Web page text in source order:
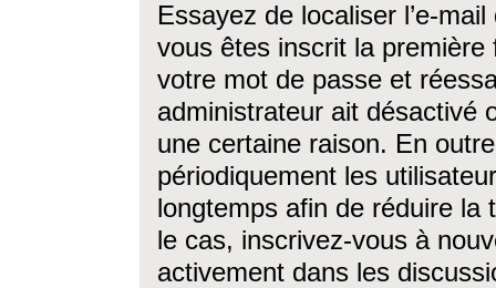
Essayez de localiser l’e-
vous êtes inscrit la première
votre mot de passe et
administrateur ait désactivé
une certaine raison. En
périodiquement les
longtemps afin de réduire la
le cas, inscrivez-vous à
activement dans les